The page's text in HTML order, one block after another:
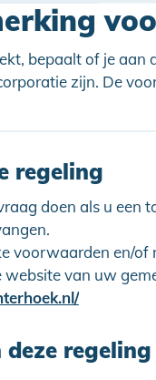
bepaalt of je
zijn. De
regeling
doen als u een
voorwaarden en/of
website van uw
regeling